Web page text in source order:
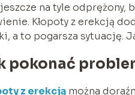
na tyle odprężony,
Kłopoty z erekcją
a to pogarsza sytuację.
pokonać
z erekcją można